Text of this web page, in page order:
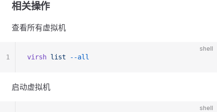
相关操作
查看所有虚拟机
shell
virsh list --all
1
启动虚拟机
shell